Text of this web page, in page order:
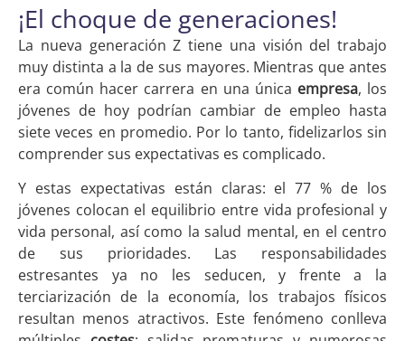
¡El choque de generaciones!
La nueva generación Z tiene una visión del trabajo
muy distinta a la de sus mayores. Mientras que antes
era común hacer carrera en una única empresa, los
jóvenes de hoy podrían cambiar de empleo hasta
siete veces en promedio. Por lo tanto, fidelizarlos sin
comprender sus expectativas es complicado.
Y estas expectativas están claras: el 77 % de los
jóvenes colocan el equilibrio entre vida profesional y
vida personal, así como la salud mental, en el centro
de sus prioridades. Las responsabilidades
estresantes ya no les seducen, y frente a la
terciarización de la economía, los trabajos físicos
resultan menos atractivos. Este fenómeno conlleva